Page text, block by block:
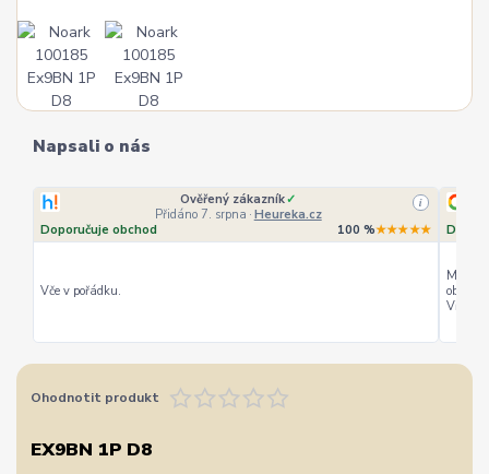
Napsali o nás
Ověřený zákazník✓
Přidáno 7. srpna · Heureka.cz
i
Doporučuje obchod 100 %★★★★★
Vče v pořádku.
Můžu
Vřele
Ohodnotit produkt
EX9BN 1P D8